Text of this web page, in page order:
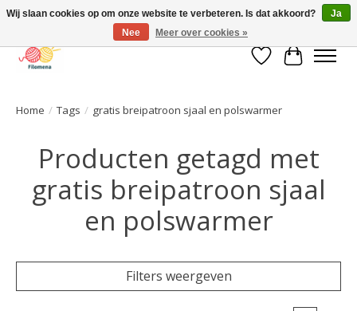
Verlanglijst
Home / Tags / gratis breipatroon sjaal en polswarmer
Producten getagd met
gratis breipatroon sjaal
en polswarmer
Filters weergeven
Wij slaan cookies op om onze website te verbeteren. Is dat akkoord?
Ja
Nee
Meer over cookies »